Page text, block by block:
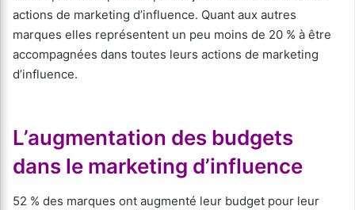
actions de marketing d’influence. Quant aux autres
marques elles représentent un peu moins de 20 % à être
accompagnées dans toutes leurs actions de marketing
d’influence.
L’augmentation des budgets
dans le marketing d’influence
52 % des marques ont augmenté leur budget pour leur